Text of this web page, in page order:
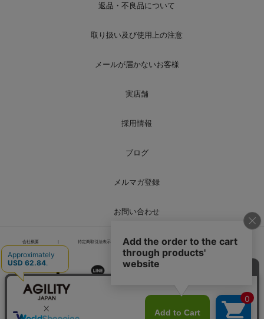
返品・不良品について
取り扱い及び使用上の注意
メールが届かないお客様
実店舗
採用情報
ブログ
メルマガ登録
お問い合わせ
会社概要 | 特定商取引法表示 | 個人情報の取り扱い | サイトマップ